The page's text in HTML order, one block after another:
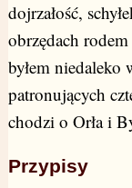
dojrzałość,
obrzędach
byłem
patronujących
chodzi o Orła i
Przypisy